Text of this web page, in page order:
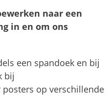
naar een
in en om ons
een spandoek en bij
bij
posters op verschillende